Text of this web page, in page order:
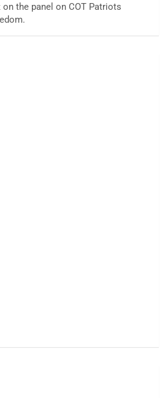
the panel on COT Patriots